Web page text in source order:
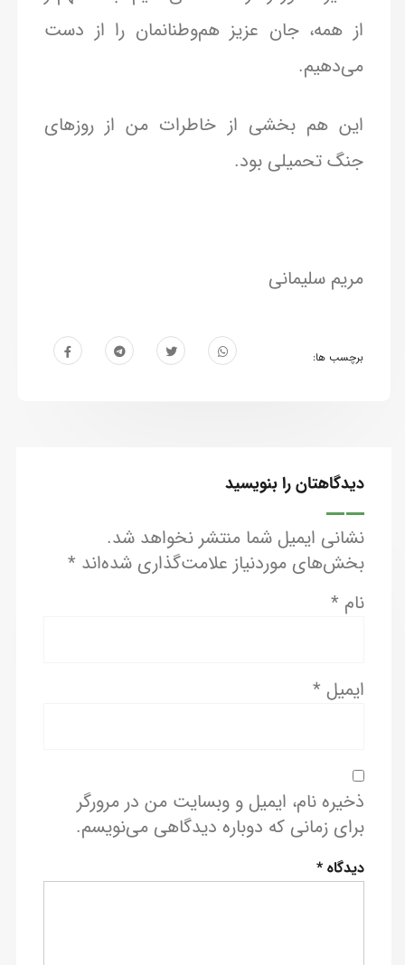
از همه، جان عزیز هم‌وطنانمان را از دست
می‌دهیم.
این هم بخشی از خاطرات من از روزهای
جنگ تحمیلی بود.
مریم سلیمانی
برچسب ها:
دیدگاهتان را بنویسید
نشانی ایمیل شما منتشر نخواهد شد.
بخش‌های موردنیاز علامت‌گذاری شده‌اند *
نام *
ایمیل *
ذخیره نام، ایمیل و وبسایت من در مرورگر
برای زمانی که دوباره دیدگاهی می‌نویسم.
دیدگاه*